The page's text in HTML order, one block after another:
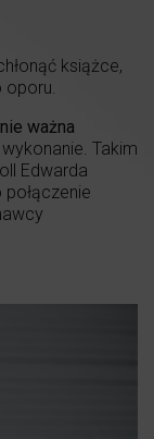
książce,
oporu.
ważna
Takim
Edwarda